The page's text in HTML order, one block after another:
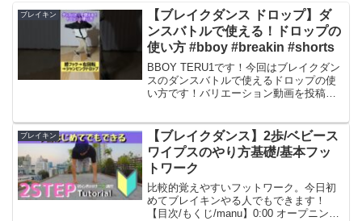
ブレイキン
【ブレイクダンス ドロップ】ダ
ンスバトルで使える！ドロップの
使い方 #bboy #breakin #shorts
BBOY TERU1です！今回はブレイクダン
スのダンスバトルで使えるドロップの使
い方です！バリエーション動画を投稿し
方も参考になったら嬉しいです！高評
価・チャンネル登録...
ブレイキン
【ブレイクダンス】2歩/ベビース
ワイプスのやり方基礎/基本フッ
トワーク
比較的覚えやすいフットワーク。今日初
めてブレイキンやる人でもできます！
【目次/もくじ/manu】0:00 オープニング